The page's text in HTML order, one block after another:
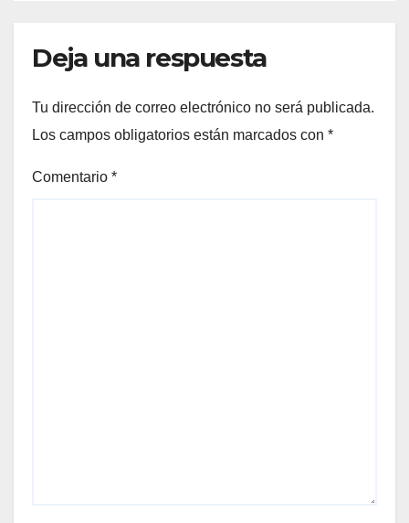
Deja una respuesta
Tu dirección de correo electrónico no será publicada.
Los campos obligatorios están marcados con *
Comentario *